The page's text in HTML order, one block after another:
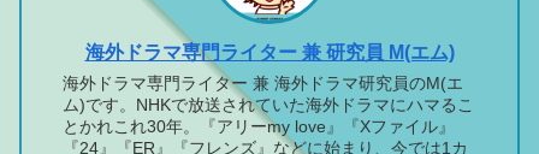
海外ドラマ専門ライター 兼 研究員 M(エム)
海外ドラマ専門ライター 兼 海外ドラマ研究員のM(エ
ム)です。NHKで放送されていた海外ドラマにハマるこ
とかれこれ30年。『アリーmy love』『Xファイル』
『24』『ER』『フレンズ』などに始まり、今では1カ